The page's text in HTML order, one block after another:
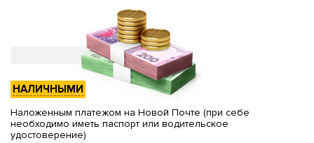
НАЛИЧНЫМИ
Наложенным платежом на Новой Почте (при себе
необходимо иметь паспорт или водительское
удостоверение)